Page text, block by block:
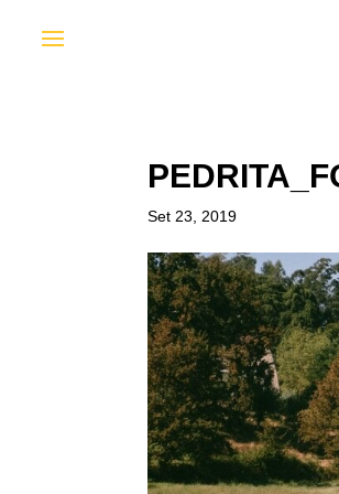
Set 23, 2019